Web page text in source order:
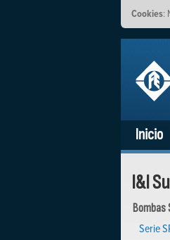
Cookies:
Inicio
I&I
Bombas
Serie